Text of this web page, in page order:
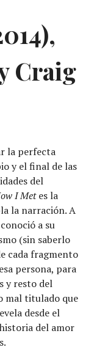
Craig
la perfecta
y el final de las
del
I Metes la
la narración. A
a su
(sin saberlo
cada fragmento
persona, para
y resto del
mal titulado que
desde el
del amor